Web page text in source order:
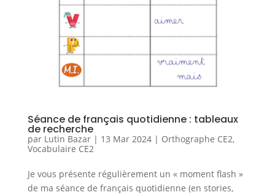
Séance de français quotidienne : tableaux
de recherche
par Lutin Bazar| 13 Mar 2024| Orthographe CE2,
Vocabulaire CE2
Je vous présente régulièrement un « moment flash »
de ma séance de français quotidienne (en stories,